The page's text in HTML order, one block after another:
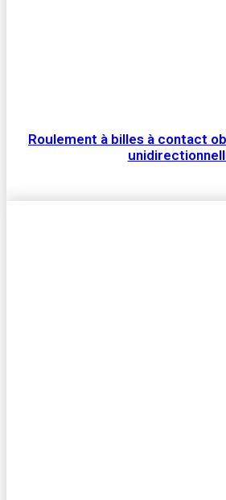
Roulement à billes à contact